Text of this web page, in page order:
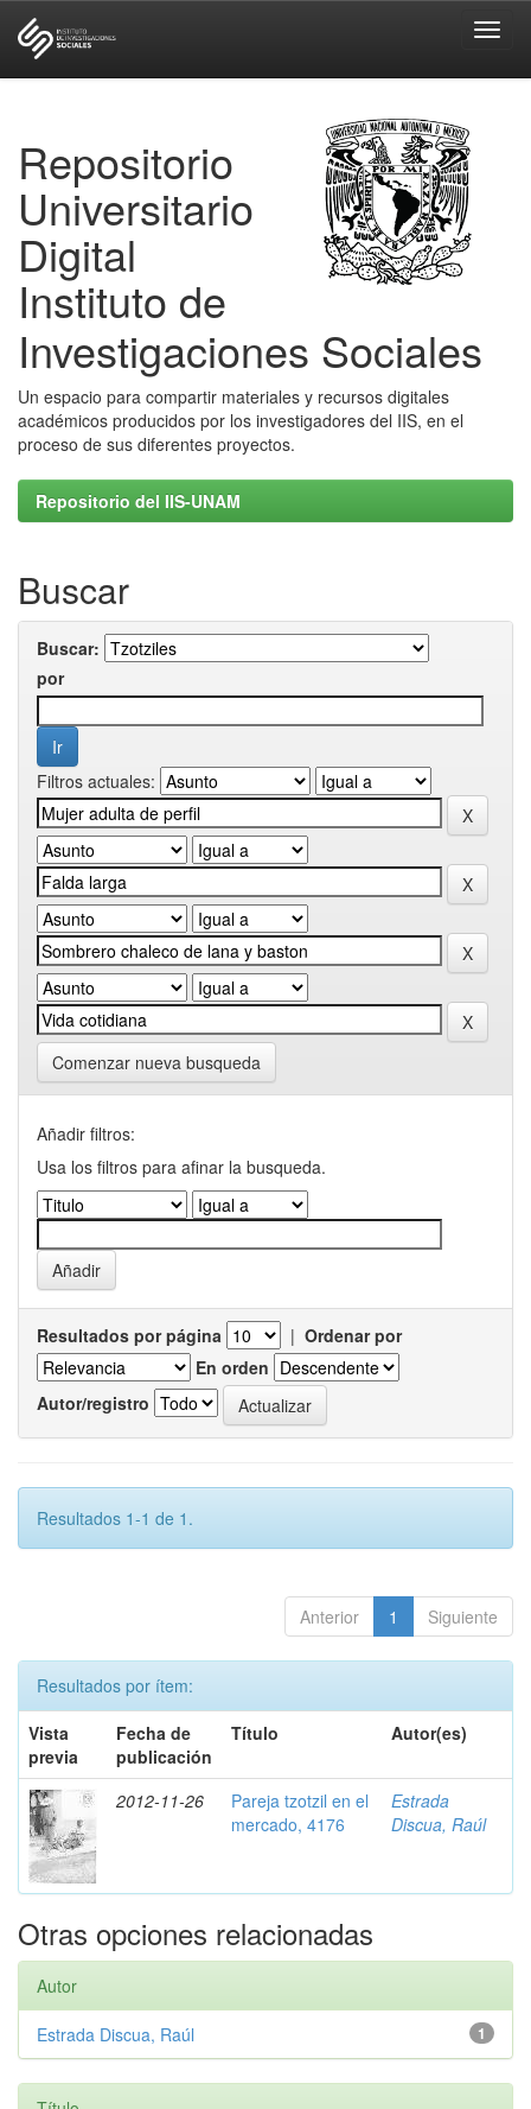
Repositorio
Universitario
Digital
Instituto de
Investigaciones Sociales
Un espacio para compartir materiales y recursos digitales
académicos producidos por los investigadores del IIS, en el
proceso de sus diferentes proyectos.
Repositorio del IIS-UNAM
Buscar
Buscar:
por
Filtros actuales:
Comenzar nueva busqueda
Añadir filtros:
Usa los filtros para afinar la busqueda.
Resultados por página | Ordenar por
En orden
Autor/registro
Resultados 1-1 de 1.
Anterior 1 Siguiente
Resultados por ítem:
Vista
previa
Fecha de
publicación
Título Autor(es)
2012-11-26
Pareja tzotzil en el
mercado, 4176
Estrada
Discua, Raúl
Otras opciones relacionadas
Autor
1
Estrada Discua, Raúl